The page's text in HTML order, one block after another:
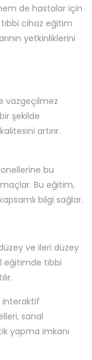
de hastalar için
cihaz eğitim
yetkinliklerini
vazgeçilmez
şekilde
artırır.
bu
Bu eğitim,
bilgi sağlar.
ve ileri düzey
eğitimde tıbbi
interaktif
sanal
yapma imkanı